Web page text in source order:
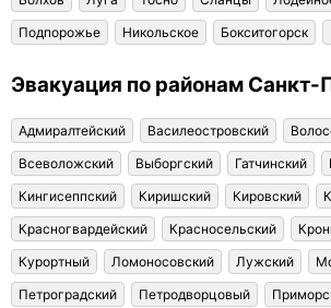
Подпорожье
Никольское Бокситогорск
Эвакуация по районам Санкт-
Адмиралтейский Василеостровский
Всеволожский
Выборгский Гатчинский
Кингисеппский
Киришский Кировский
Красногвардейский
Красносельский
Курортный
Ломоносовский Лужский
Петроградский
Петродворцовый